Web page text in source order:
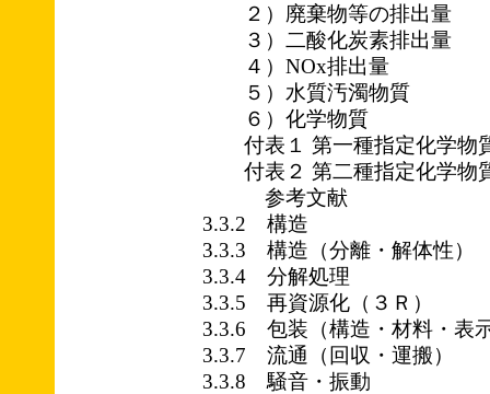
２）廃棄物等の排出量
３）二酸化炭素排出量
４）NOx排出量
５）水質汚濁物質
６）化学物質
付表１ 第一種指定化学物
付表２ 第二種指定化学物
参考文献
3.3.2 構造
3.3.3 構造（分離・解体性）
3.3.4 分解処理
3.3.5 再資源化（３Ｒ）
3.3.6 包装（構造・材料・表
3.3.7 流通（回収・運搬）
3.3.8 騒音・振動